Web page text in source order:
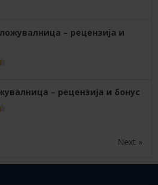
– рецензија и
– рецензија и бонус
Next »